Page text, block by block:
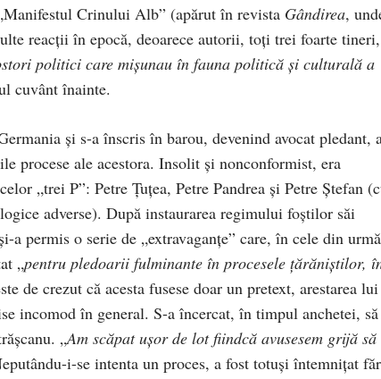
Crinului Alb” (apărut în revista Gândirea,
reacţii în epocă, deoarece autorii, toţi trei foarte tineri,
politici care mişunau în fauna politică şi culturală a
cuvânt înainte.
şi s-a înscris în barou, devenind avocat pledant,
procese ale acestora. Insolit şi nonconformist, era
„trei P”: Petre Ţuţea, Petre Pandrea şi Petre Ştefan
adverse). După instaurarea regimului foştilor săi
permis o serie de „extravaganţe” care, în cele din
„pentru pledoarii fulminante în procesele ţărăniştilor,
de crezut că acesta fusese doar un pretext, arestarea lui
incomod în general. S-a încercat, în timpul anchetei, să
„Am scăpat uşor de lot fiindcă avusesem grijă să
i-se intenta un proces, a fost totuşi întemniţat